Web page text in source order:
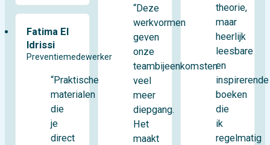
Fatima El
Idrissi
Preventiemedewerker
“Praktische
materialen
die
je
direct
“Deze
werkvormen
geven
onze
teambijeenkomsten
veel
meer
diepgang.
Het
maakt
theorie,
maar
heerlijk
leesbare
en
inspirerende
boeken
die
ik
regelmatig